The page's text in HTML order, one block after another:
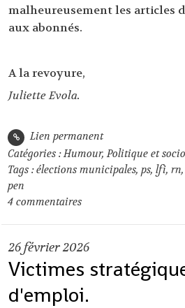
malheureusement les articles
aux abonnés.
A la revoyure,
Juliette Evola.
Lien permanent
Catégories :Humour,Politique et
Tags :élections municipales,ps,lfi,rn
pen
4 commentaires
26février 2026
Victimes
d'emploi.